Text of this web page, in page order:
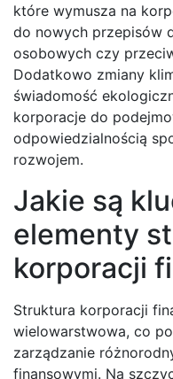
które wymusza na
do nowych przepisów
osobowych czy
Dodatkowo zmiany
świadomość
korporacje do
odpowiedzialnością
rozwojem.
Jakie są
elementy
korporacji
Struktura korporacji
wielowarstwowa, co
zarządzanie
finansowymi. Na